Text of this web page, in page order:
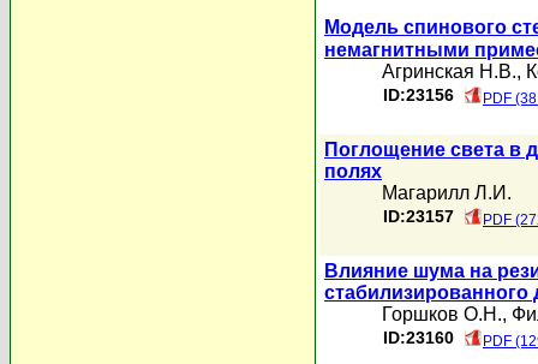
Модель спинового
немагнитными
Агринская Н.В.,
ID:23156 PDF
Поглощение света в
полях
Магарилл Л.И.
ID:23157 PDF
Влияние шума на
стабилизированного
Горшков О.Н.,
ID:23160 PDF